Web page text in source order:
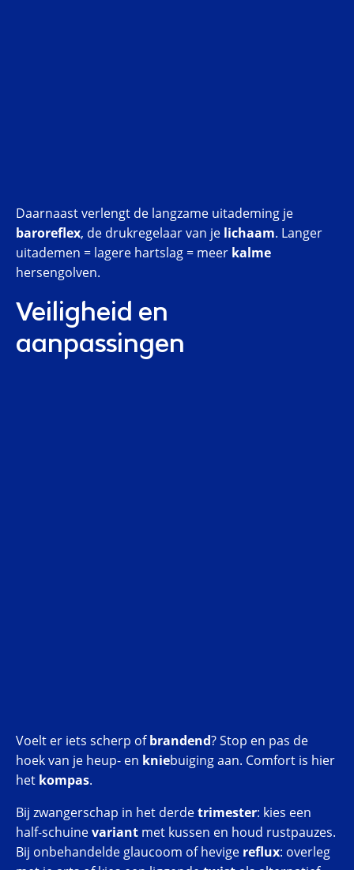
Daarnaast verlengt de langzame uitademing je
baroreflex, de drukregelaar van je lichaam. Langer
uitademen = lagere hartslag = meer kalme
hersengolven.
Veiligheid en
aanpassingen
Voelt er iets scherp ofbrandend? Stop en pas de
hoek van je heup- en kniebuiging aan. Comfort is hier
het kompas.
Bij zwangerschap in het derdetrimester: kies een
half-schuinevariant met kussen en houd rustpauzes.
Bij onbehandelde glaucoom of hevige reflux: overleg